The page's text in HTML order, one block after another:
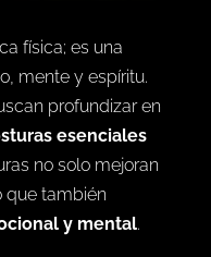
física; es una
mente y espíritu.
profundizar en
esenciales
no solo mejoran
que también
y mental.